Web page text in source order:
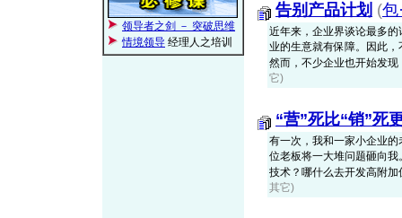
领导者之剑 － 突破思维
情境领导 经理人之培训
告别产品计划 (包
近年来，企业界谈论最多
业的生意就有保障。因此
然而，不少企业也开始发
它)
“营”死比“销”死
有一次，我和一家小企业
位老板将一大堆问题砸向
技术？哪什么去开发高附
其它)